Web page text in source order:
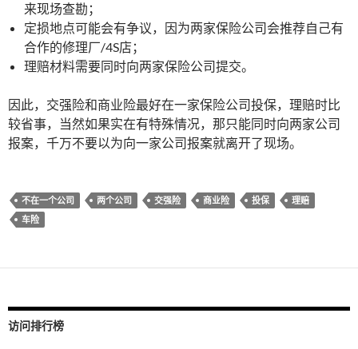
来现场查勘；
定损地点可能会有争议，因为两家保险公司会推荐自己有
合作的修理厂/4S店；
理赔材料需要同时向两家保险公司提交。
因此，交强险和商业险最好在一家保险公司投保，理赔时比
较省事，当然如果实在有特殊情况，那只能同时向两家公司
报案，千万不要以为向一家公司报案就离开了现场。
不在一个公司 两个公司 交强险 商业险 投保
理赔
车险
访问排行榜